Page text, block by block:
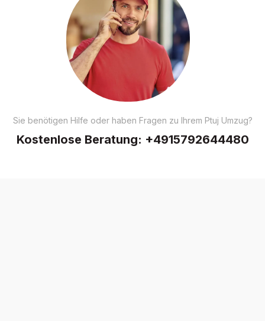
Sie benötigen Hilfe oder haben Fragen zu Ihrem Ptuj Umzug?
Kostenlose Beratung: +4915792644480